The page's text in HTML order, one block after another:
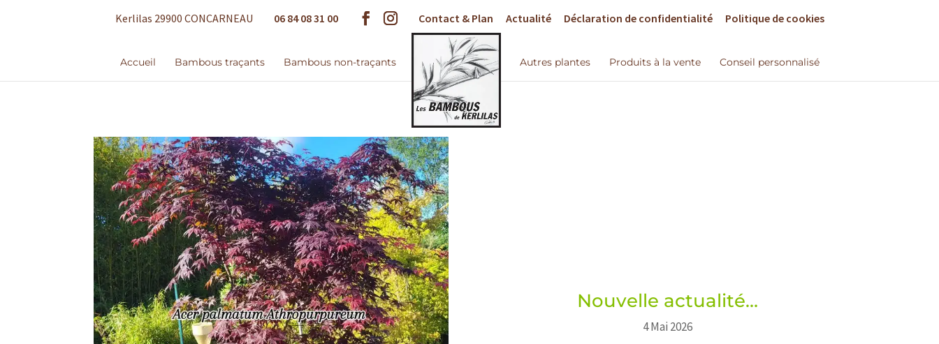
Kerlilas 29900 CONCARNEAU 06 84 08 31 00 Contact & Plan Actualité Déclaration de confidentialité Politique de cookies
Accueil Bambous traçants Bambous non-traçants Autres plantes Produits à la vente Conseil personnalisé
Nouvelle actualité…
4 Mai 2026